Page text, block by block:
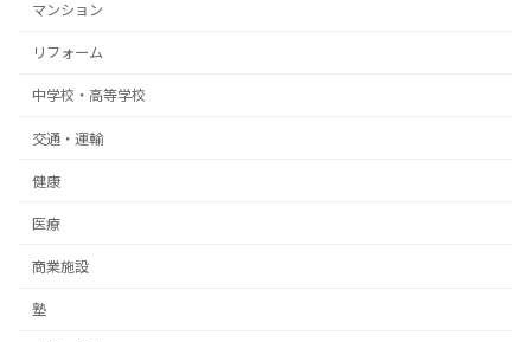
マンション
リフォーム
中学校・高等学校
交通・運輸
健康
医療
商業施設
塾